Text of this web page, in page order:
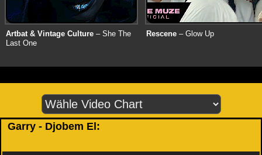
Artbat & Vintage Culture – She The
Last One
Rescene – Glow Up
Garry - Djobem El: